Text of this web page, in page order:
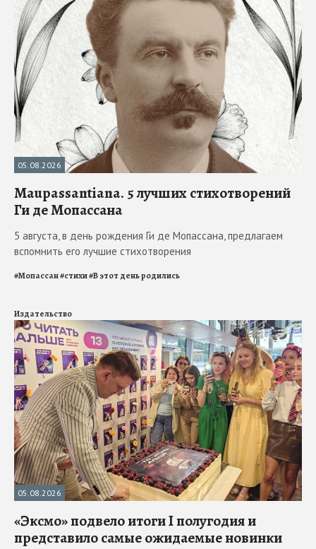
05.08.2026
Maupassantiana. 5 лучших стихотворений
Ги де Мопассана
5 августа, в день рождения Ги де Мопассана, предлагаем
вспомнить его лучшие стихотворения
#Мопассан#стихи#В этот день родились
Издательство
05.08.2026
«Эксмо» подвело итоги I полугодия и
представило самые ожидаемые новинки